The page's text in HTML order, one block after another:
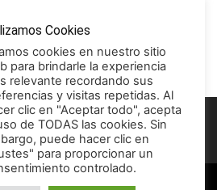
al Círculo
Cookies
cookies en nuestro sitio
para brindarle la experiencia
relevante recordando sus
y visitas repetidas. Al
clic en "Aceptar todo", acepta
de TODAS las cookies. Sin
puede hacer clic en
para proporcionar un
controlado.